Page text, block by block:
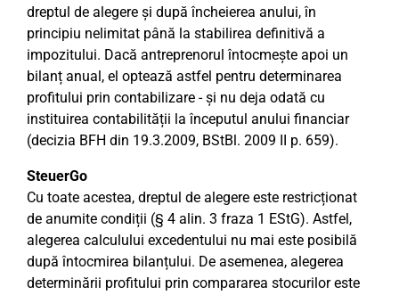
dreptul de alegere și după încheierea anului, în
principiu nelimitat până la stabilirea definitivă a
impozitului. Dacă antreprenorul întocmește apoi un
bilanț anual, el optează astfel pentru determinarea
profitului prin contabilizare - și nu deja odată cu
instituirea contabilității la începutul anului financiar
(decizia BFH din 19.3.2009, BStBl. 2009 II p. 659).
SteuerGo
Cu toate acestea, dreptul de alegere este restricționat
de anumite condiții (§ 4 alin. 3 fraza 1 EStG). Astfel,
alegerea calculului excedentului nu mai este posibilă
după întocmirea bilanțului. De asemenea, alegerea
determinării profitului prin compararea stocurilor este